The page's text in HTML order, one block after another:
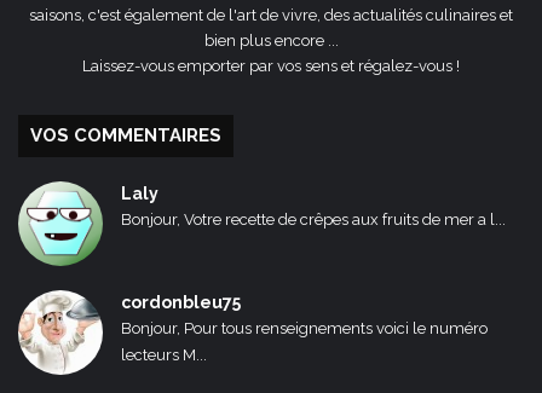
saisons, c'est également de l'art de vivre, des actualités culinaires et
bien plus encore ...
Laissez-vous emporter par vos sens et régalez-vous !
VOS COMMENTAIRES
Laly
Bonjour, Votre recette de crêpes aux fruits de mer a l...
cordonbleu75
Bonjour, Pour tous renseignements voici le numéro
lecteurs M...